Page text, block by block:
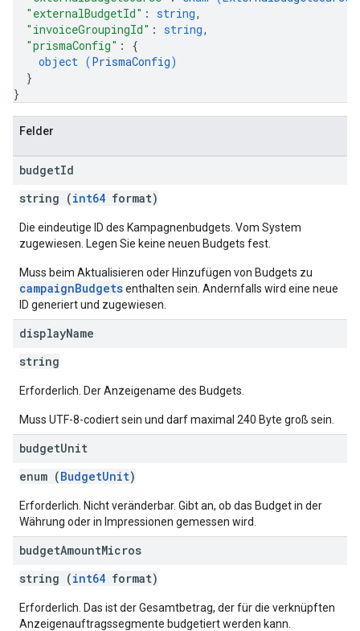
"externalBudgetId" : string,
"invoiceGroupingId" : string,
"prismaConfig" : {
object (PrismaConfig)
}
}
Felder
budgetId
string (int64 format)
Die eindeutige ID des Kampagnenbudgets. Vom System
zugewiesen. Legen Sie keine neuen Budgets fest.
Muss beim Aktualisieren oder Hinzufügen von Budgets zu
campaignBudgetsenthalten sein. Andernfalls wird eine neue
ID generiert und zugewiesen.
displayName
string
Erforderlich. Der Anzeigename des Budgets.
Muss UTF-8-codiert sein und darf maximal 240 Byte groß sein.
budgetUnit
enum (BudgetUnit)
Erforderlich. Nicht veränderbar. Gibt an, ob das Budget in der
Währung oder in Impressionen gemessen wird.
budgetAmountMicros
string (int64 format)
Erforderlich. Das ist der Gesamtbetrag, der für die verknüpften
Anzeigenauftragssegmente budgetiert werden kann.